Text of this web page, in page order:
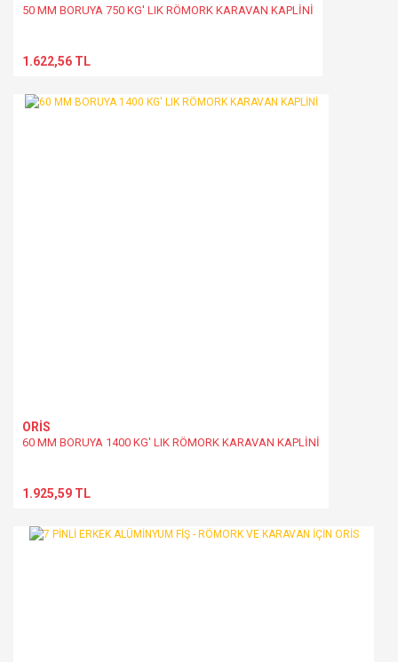
50 MM BORUYA 750 KG' LIK RÖMORK KARAVAN KAPLİNİ
1.622,56 TL
ORİS
60 MM BORUYA 1400 KG' LIK RÖMORK KARAVAN KAPLİNİ
1.925,59 TL